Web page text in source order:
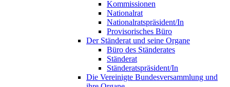
Kommissionen
Nationalrat
Nationalratspräsident/In
Provisorisches Büro
Der Ständerat und seine Organe
Büro des Ständerates
Ständerat
Ständeratspräsident/In
Die Vereinigte Bundesversammlung und